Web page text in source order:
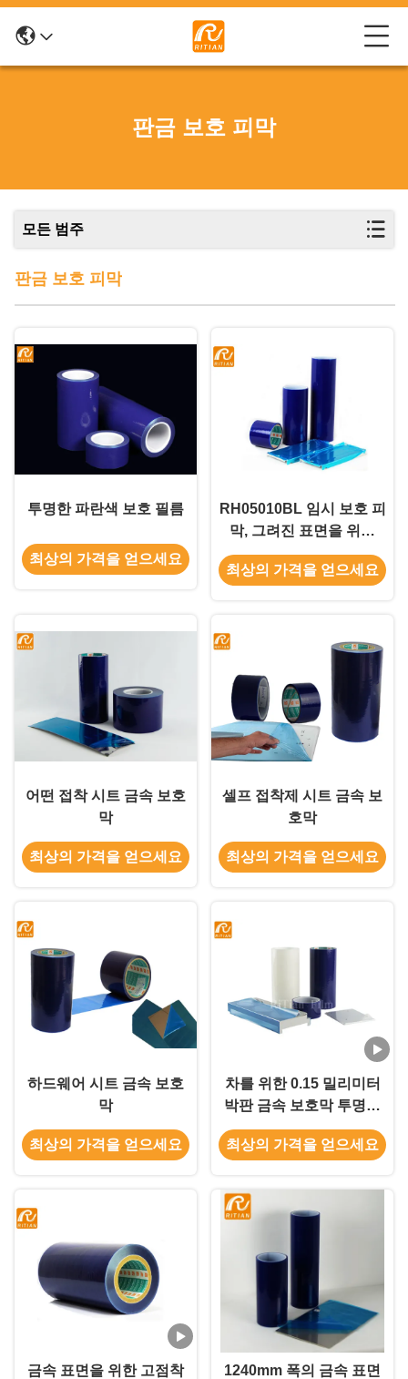
판금 보호 피막
모든 범주
판금 보호 피막
투명한 파란색 보호 필름
최상의 가격을 얻으세요
RH05010BL 임시 보호 피
막, 그려진 표면을 위한
PE 보호 피막
최상의 가격을 얻으세요
어떤 접착 시트 금속 보호
막
최상의 가격을 얻으세요
셀프 접착제 시트 금속 보
호막
최상의 가격을 얻으세요
하드웨어 시트 금속 보호
막
최상의 가격을 얻으세요
차를 위한 0.15 밀리미터
박판 금속 보호막 투명한
반대론자 스크래치 필름
최상의 가격을 얻으세요
금속 표면을 위한 고점착
1240mm 폭의 금속 표면